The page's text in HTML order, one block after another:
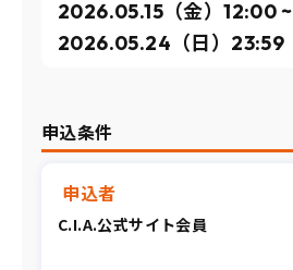
2026.05.15（金）12:00 ~
2026.05.24（日）23:59
申込条件
申込者
C.I.A.公式サイト会員